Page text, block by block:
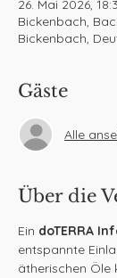
26. Mai 2026,
Bickenbach,
Bickenbach,
Gäste
Alle
Über die
Ein doTERRA
entspannte
ätherischen Öle